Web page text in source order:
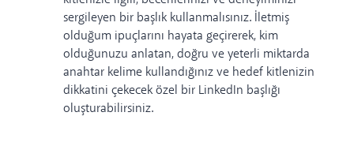
sergileyen bir başlık kullanmalısınız. İletmiş
olduğum ipuçlarını hayata geçirerek, kim
olduğunuzu anlatan, doğru ve yeterli miktarda
anahtar kelime kullandığınız ve hedef kitlenizin
dikkatini çekecek özel bir LinkedIn başlığı
oluşturabilirsiniz.